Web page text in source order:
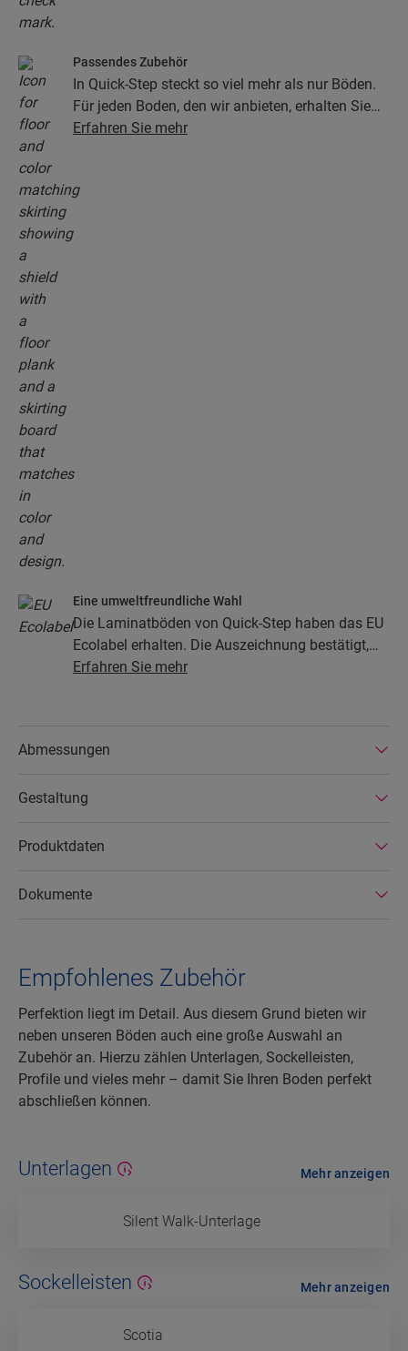
Passendes Zubehör
In Quick-Step steckt so viel mehr als nur Böden.
Für jeden Boden, den wir anbieten, erhalten Sie
eine ganze Kollektion aus Zubehör, einschließlich
Erfahren Sie mehr
Eine umweltfreundliche Wahl
Die Laminatböden von Quick-Step haben das EU
Ecolabel erhalten. Die Auszeichnung bestätigt,
dass die Böden zu mindestens 80 % aus
hergestellt werden. Die Laminatböden von Quick-
erweiterte Produktgarantie abgedeckt. Außerdem
entfernen.
Erfahren Sie mehr
Abmessungen
Gestaltung
Produktdaten
Dokumente
Empfohlenes Zubehör
Perfektion liegt im Detail. Aus diesem Grund bieten wir
neben unseren Böden auch eine große Auswahl an
Zubehör an. Hierzu zählen Unterlagen, Sockelleisten,
Profile und vieles mehr – damit Sie Ihren Boden perfekt
abschließen können.
Unterlagen
Silent Walk-Unterlage
Mehr anzeigen
Sockelleisten
Scotia
Mehr anzeigen